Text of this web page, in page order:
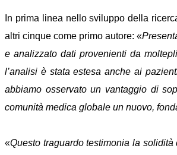
In prima linea nello sviluppo della
altri cinque come primo autore: «
e analizzato dati provenienti da
l’analisi è stata estesa anche ai
abbiamo osservato un vantaggio di
comunità medica globale un nuovo,
«Questo traguardo testimonia la